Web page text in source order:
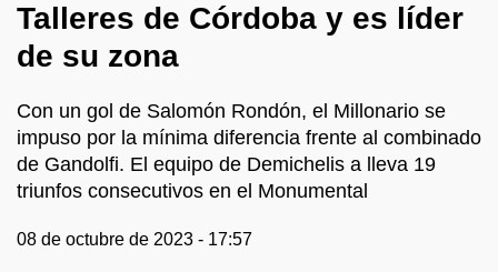
Talleres de Córdoba y es líder
de su zona
Con un gol de Salomón Rondón, el Millonario se
impuso por la mínima diferencia frente al combinado
de Gandolfi. El equipo de Demichelis a lleva 19
triunfos consecutivos en el Monumental
08 de octubre de 2023 - 17:57